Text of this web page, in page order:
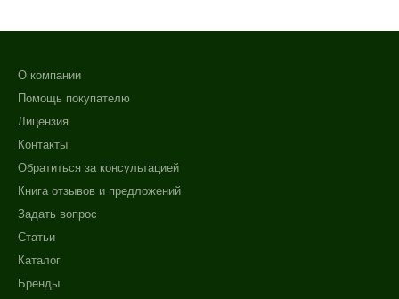
Процедура
Демакияж
Массаж
Пилинг
Показать еще
Уровень SPF защиты
SPF 25
SPF 30
SPF 50
О компании
Помощь покупателю
Лицензия
Контакты
Обратиться за консультацией
Книга отзывов и предложений
Задать вопрос
Статьи
Каталог
Бренды